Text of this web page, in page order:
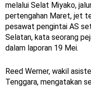
melalui Selat Miyako,
pertengahan Maret, jet
pesawat pengintai AS
Selatan, kata seorang
dalam laporan 19 Mei.
Reed Werner, wakil
Tenggara, mengatakan